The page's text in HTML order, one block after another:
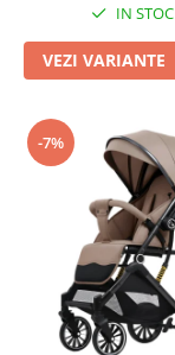
IN STOC
VEZI VARIANTE
-7%